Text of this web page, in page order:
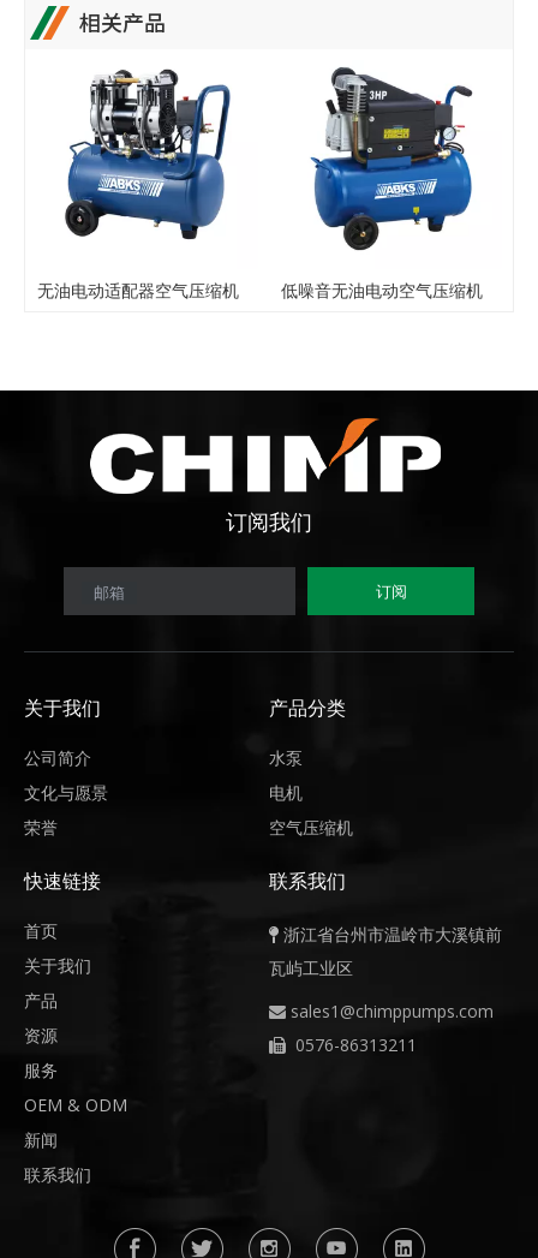
相关产品
无油电动适配器空气压缩机 低噪音无油电动空气压缩机
订阅我们
邮箱 订阅
关于我们
公司简介
文化与愿景
荣誉
产品分类
水泵
电机
空气压缩机
快速链接
首页
关于我们
产品
资源
服务
OEM & ODM
新闻
联系我们
联系我们
 浙江省台州市温岭市大溪镇前
瓦屿工业区
 sales1@chimppumps.com
 0576-86313211